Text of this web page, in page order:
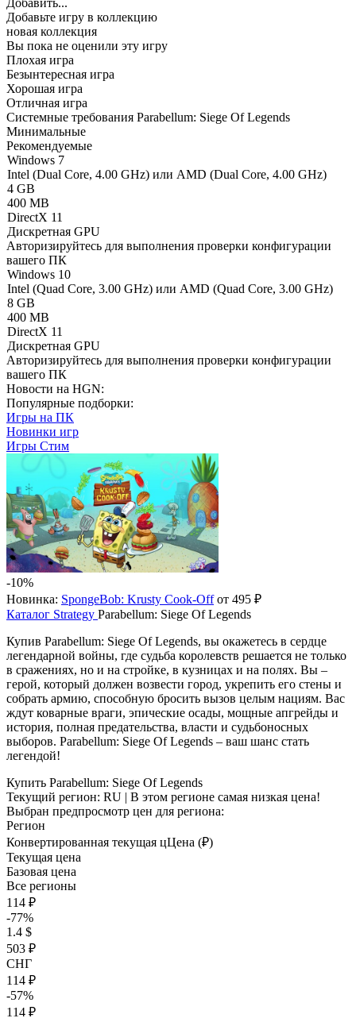
Добавить...
Добавьте игру в коллекцию
новая коллекция
Вы пока не оценили эту игру
Плохая игра
Безынтересная игра
Хорошая игра
Отличная игра
Системные требования Parabellum: Siege Of Legends
Минимальные
Рекомендуемые
Windows 7
Intel (Dual Core, 4.00 GHz) или AMD (Dual Core, 4.00 GHz)
4 GB
400 MB
DirectX 11
Дискретная GPU
Авторизируйтесь для выполнения проверки конфигурации
вашего ПК
Windows 10
Intel (Quad Core, 3.00 GHz) или AMD (Quad Core, 3.00 GHz)
8 GB
400 MB
DirectX 11
Дискретная GPU
Авторизируйтесь для выполнения проверки конфигурации
вашего ПК
Новости на HGN:
Популярные подборки:
Игры на ПК
Новинки игр
Игры Стим
-10%
Новинка: SpongeBob: Krusty Cook-Offот 495 ₽
Каталог Strategy Parabellum: Siege Of Legends
Купив Parabellum: Siege Of Legends, вы окажетесь в сердце
легендарной войны, где судьба королевств решается не только
в сражениях, но и на стройке, в кузницах и на полях. Вы –
герой, который должен возвести город, укрепить его стены и
собрать армию, способную бросить вызов целым нациям. Вас
ждут коварные враги, эпические осады, мощные апгрейды и
история, полная предательства, власти и судьбоносных
выборов. Parabellum: Siege Of Legends – ваш шанс стать
легендой!
Купить Parabellum: Siege Of Legends
Текущий регион: RU | В этом регионе самая низкая цена!
Выбран предпросмотр цен для региона:
Регион
Конвертированная текущая цЦена (₽)
Текущая цена
Базовая цена
Все регионы
114 ₽
-77%
1.4 $
503 ₽
СНГ
114 ₽
-57%
114 ₽